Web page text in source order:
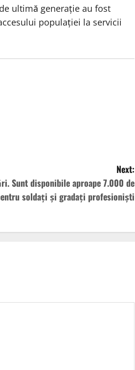
ultimă generație au fost
populației la servicii
Next:
Sunt disponibile aproape 7.000 de
soldați și gradați profesioniști